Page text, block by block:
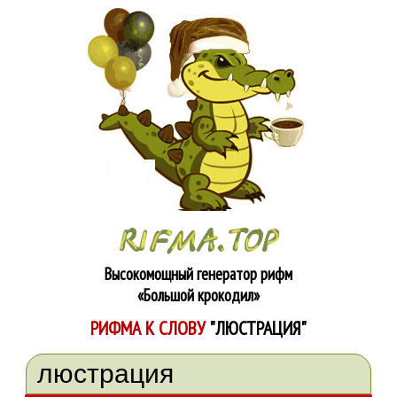
Высокомощный генератор рифм
«Большой крокодил»
РИФМА К СЛОВУ"ЛЮСТРАЦИЯ"